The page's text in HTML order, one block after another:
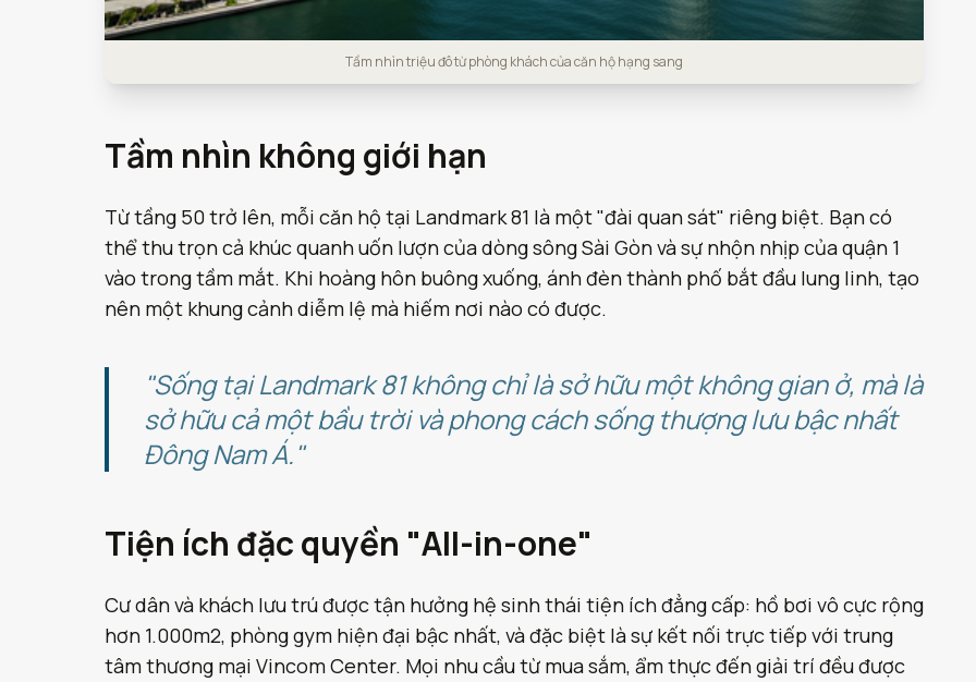
Tầm nhìn triệu đô từ phòng khách của căn hộ hạng sang
Tầm nhìn không giới hạn
Từ tầng 50 trở lên, mỗi căn hộ tại Landmark 81 là một "đài quan sát" riêng biệt. Bạn có
thể thu trọn cả khúc quanh uốn lượn của dòng sông Sài Gòn và sự nhộn nhịp của quận 1
vào trong tầm mắt. Khi hoàng hôn buông xuống, ánh đèn thành phố bắt đầu lung linh, tạo
nên một khung cảnh diễm lệ mà hiếm nơi nào có được.
"Sống tại Landmark 81 không chỉ là sở hữu một không gian ở, mà là
sở hữu cả một bầu trời và phong cách sống thượng lưu bậc nhất
Đông Nam Á."
Tiện ích đặc quyền "All-in-one"
Cư dân và khách lưu trú được tận hưởng hệ sinh thái tiện ích đẳng cấp: hồ bơi vô cực rộng
hơn 1.000m2, phòng gym hiện đại bậc nhất, và đặc biệt là sự kết nối trực tiếp với trung
tâm thương mại Vincom Center. Mọi nhu cầu từ mua sắm, ẩm thực đến giải trí đều được